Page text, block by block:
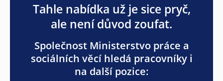
Tahle nabídka už je sice pryč,
ale není důvod zoufat.
Společnost Ministerstvo práce a
sociálních věcí hledá pracovníky i
na další pozice: